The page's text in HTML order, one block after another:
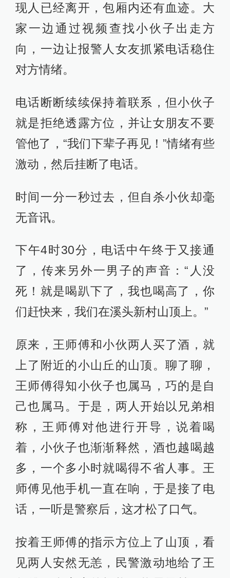
现人已经离开，包厢内还有血迹。大
家一边通过视频查找小伙子出走方
向，一边让报警人女友抓紧电话稳住
对方情绪。
电话断断续续保持着联系，但小伙子
就是拒绝透露方位，并让女朋友不要
管他了，“我们下辈子再见！”情绪有些
激动，然后挂断了电话。
时间一分一秒过去，但自杀小伙却毫
无音讯。
下午4时30分，电话中午终于又接通
了，传来另外一男子的声音：“人没
死！就是喝趴下了，我也喝高了，你
们赶快来，我们在溪头新村山顶上。”
原来，王师傅和小伙两人买了酒，就
上了附近的小山丘的山顶。聊了聊，
王师傅得知小伙子也属马，巧的是自
己也属马。于是，两人开始以兄弟相
称，王师傅对他进行开导，说着喝
着，小伙子也渐渐释然，酒也越喝越
多，一个多小时就喝得不省人事。王
师傅见他手机一直在响，于是接了电
话，一听是警察后，这才松了口气。
按着王师傅的指示方位上了山顶，看
见两人安然无恙，民警激动地给了王